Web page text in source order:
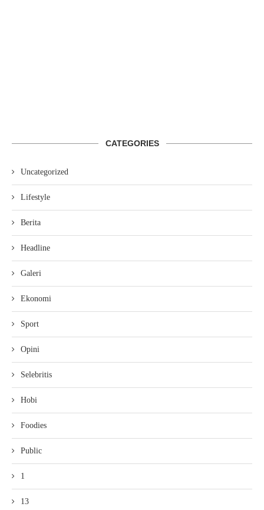
CATEGORIES
Uncategorized
Lifestyle
Berita
Headline
Galeri
Ekonomi
Sport
Opini
Selebritis
Hobi
Foodies
Public
1
13